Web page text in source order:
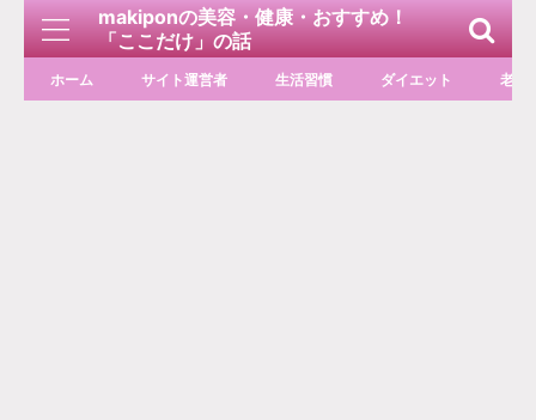
makiponの美容・健康・おすすめ！
「ここだけ」の話
ホーム サイト運営者 生活習慣 ダイエット 老化